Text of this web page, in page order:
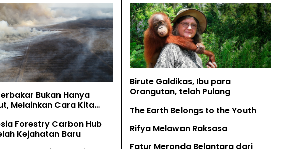
Bukan Hanya
Melainkan Cara Kita
Forestry Carbon Hub
Kejahatan Baru
Birute Galdikas, Ibu para
Orangutan, telah Pulang
The Earth Belongs to the Youth
Rifya Melawan Raksasa